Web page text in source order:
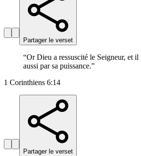
Partager le verset
“Or Dieu a ressuscité le Seigneur, et il
aussi par sa puissance.”
1 Corinthiens 6:14
Partager le verset